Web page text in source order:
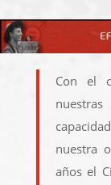
Con el
nuestra
años el